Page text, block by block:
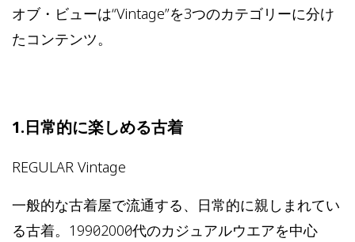
オブ・ビューは“Vintage”を3つのカテゴリーに分け
たコンテンツ。
1.日常的に楽しめる古着
REGULAR Vintage
一般的な古着屋で流通する、日常的に親しまれてい
る古着。1990～2000年代のカジュアルウエアを中心